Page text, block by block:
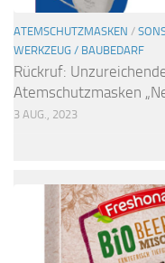
ATEMSCHUTZMASKEN /
WERKZEUG / BAUBEDARF
Rückruf:
Atemschutzmasken
3 AUG., 2023